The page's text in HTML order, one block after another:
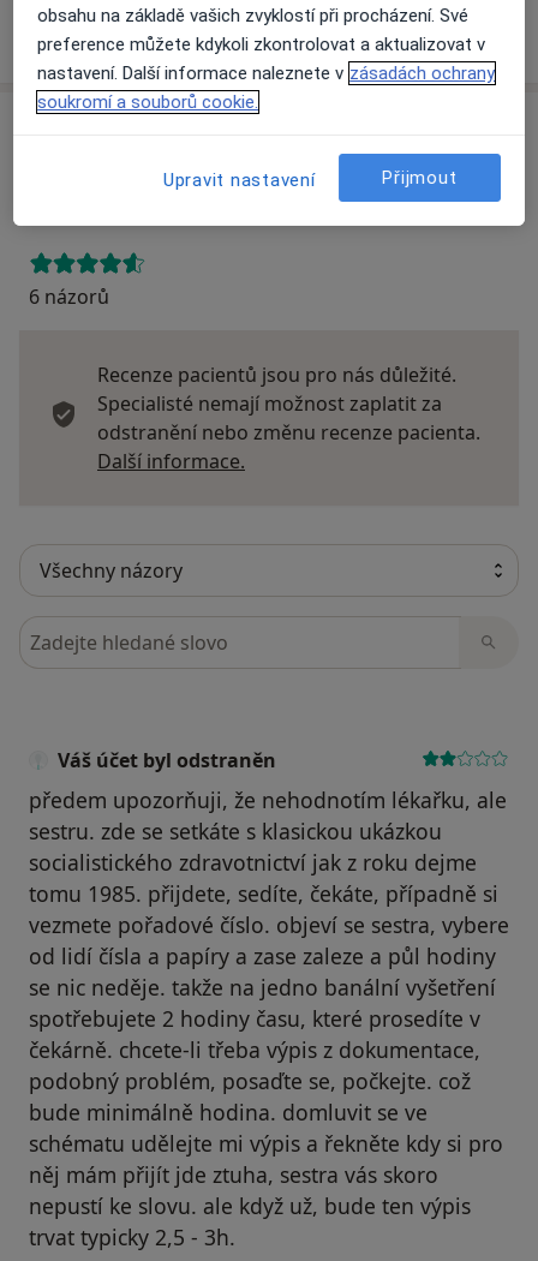
Víceo adrese
Přidejte svůj názor
6 názorů
Recenze pacientů jsou pro nás důležité.
Specialisté nemají možnost zaplatit za
odstranění nebo změnu recenze pacienta.
Další informace.
Hledejte v názorech
Váš účet byl odstraněn
předem upozorňuji, že nehodnotím lékařku, ale
sestru. zde se setkáte s klasickou ukázkou
socialistického zdravotnictví jak z roku dejme
tomu 1985. přijdete, sedíte, čekáte, případně si
vezmete pořadové číslo. objeví se sestra, vybere
od lidí čísla a papíry a zase zaleze a půl hodiny
se nic neděje. takže na jedno banální vyšetření
spotřebujete 2 hodiny času, které prosedíte v
čekárně. chcete-li třeba výpis z dokumentace,
podobný problém, posaďte se, počkejte. což
bude minimálně hodina. domluvit se ve
schématu udělejte mi výpis a řekněte kdy si pro
něj mám přijít jde ztuha, sestra vás skoro
nepustí ke slovu. ale když už, bude ten výpis
trvat typicky 2,5 - 3h.
obsahu na základě vašich zvyklostí při procházení. Své
preference můžete kdykoli zkontrolovat a aktualizovat v
nastavení. Další informace naleznete v zásadách ochrany
soukromí a souborů cookie.
Upravit nastavení Přijmout